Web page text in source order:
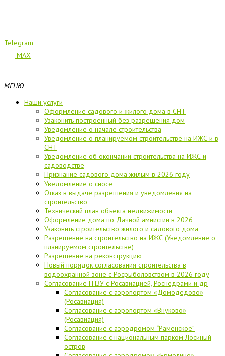
Telegram
MAX
МЕНЮ
Наши услуги
Оформление садового и жилого дома в СНТ
Узаконить построенный без разрешения дом
Уведомление о начале строительства
Уведомление о планируемом строительстве на ИЖС и в
СНТ
Уведомление об окончании строительства на ИЖС и
садоводстве
Признание садового дома жилым в 2026 году
Уведомление о сносе
Отказ в выдаче разрешения и уведомления на
строительство
Технический план объекта недвижимости
Оформление дома по Дачной амнистии в 2026
Узаконить строительство жилого и садового дома
Разрешение на строительство на ИЖС (Уведомление о
планируемом строительстве)
Разрешение на реконструкцию
Новый порядок согласования строительства в
водоохранной зоне с Росрыболовством в 2026 году
Согласование ГПЗУ с Росавиацией, Роснедрами и др
Согласование с аэропортом «Домодедово»
(Росавиация)
Согласование с аэропортом «Внуково»
(Росавиация)
Согласование с аэродромом “Раменское”
Согласование с национальным парком Лосиный
остров